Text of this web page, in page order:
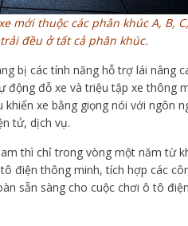
mới thuộc các phân khúc A, B,
đều ở tất cả phân khúc.
bị các tính năng hỗ trợ lái nâng
đỗ xe và triệu tập xe thông
xe bằng giọng nói với ngôn
tử, dịch vụ.
thì chỉ trong vòng một năm từ
điện thông minh, tích hợp các
sẵn sàng cho cuộc chơi ô tô